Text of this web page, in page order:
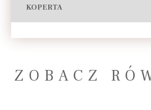
KOPERTA
ZOBACZ